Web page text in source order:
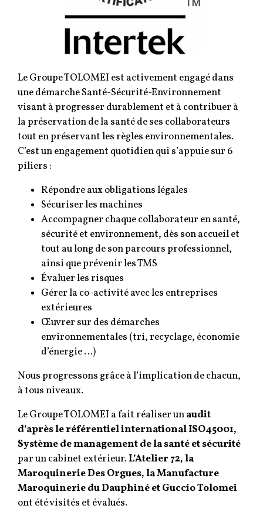
Le Groupe TOLOMEI est activement engagé dans
une démarche Santé-Sécurité-Environnement
visant à progresser durablement et à contribuer à
la préservation de la santé de ses collaborateurs
tout en préservant les règles environnementales.
C’est un engagement quotidien qui s’appuie sur 6
piliers :
Répondre aux obligations légales
Sécuriser les machines
Accompagner chaque collaborateur en santé,
sécurité et environnement, dès son accueil et
tout au long de son parcours professionnel,
ainsi que prévenir les TMS
Évaluer les risques
Gérer la co-activité avec les entreprises
extérieures
Œuvrer sur des démarches
environnementales (tri, recyclage, économie
d’énergie …)
Nous progressons grâce à l’implication de chacun,
à tous niveaux.
Le Groupe TOLOMEI a fait réaliser unaudit
d’après le référentiel international ISO45001,
Système de management de la santé et sécurité
par un cabinet extérieur.L’Atelier 72, la
Maroquinerie Des Orgues, la Manufacture
Maroquinerie du Dauphiné et Guccio Tolomei
ont été visités et évalués.